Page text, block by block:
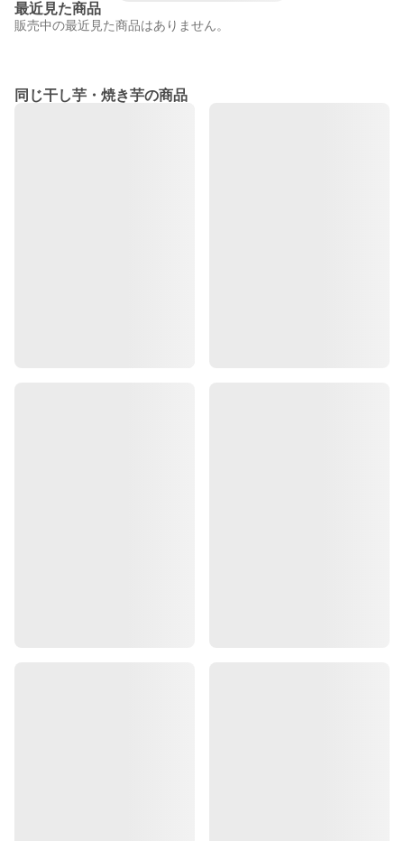
最近見た商品
販売中の最近見た商品はありません。
同じ干し芋・焼き芋の商品